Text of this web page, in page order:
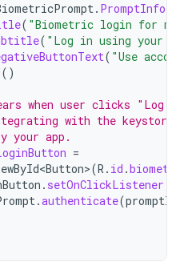
. PromptInfo
( "Biometric login for my
( "Log in using your
( "Use
()
when user clicks "Log
with the
your app.
=
(R . id .
. setOnClickListener
.authenticate(